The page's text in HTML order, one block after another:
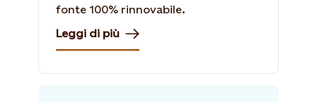
fonte 100% rinnovabile.
Leggi di più